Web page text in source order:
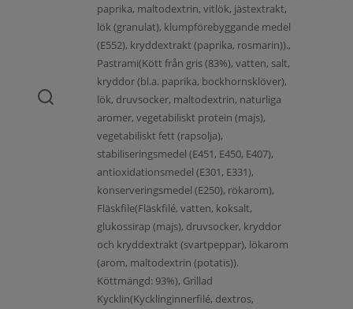
paprika, maltodextrin, vitlök, jästextrakt,
lök (granulat), klumpförebyggande medel
(E552), kryddextrakt (paprika, rosmarin)).,
Pastrami(Kött från gris (83%), vatten, salt,
kryddor (bl.a. paprika, bockhornsklöver),
lök, druvsocker, maltodextrin, naturliga
aromer, vegetabiliskt protein (majs),
vegetabiliskt fett (rapsolja),
stabiliseringsmedel (E451, E450, E407),
antioxidationsmedel (E301, E331),
konserveringsmedel (E250), rökarom),
Fläskfile(Fläskfilé, vatten, koksalt,
glukossirap (majs), druvsocker, kryddor
och kryddextrakt (svartpeppar), lökarom
(arom, maltodextrin (potatis)).
Köttmängd: 93%), Grillad
Kycklin(Kycklinginnerfilé, dextros,